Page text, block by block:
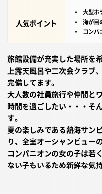
人気ポイント
大型ホ
海が目
コンパ
旅館設備が充実した場所を
上露天風呂や二次会クラブ
完備してます。
大人数の社員旅行や仲間と
時間を過ごしたい・・・そ
す。
夏の楽しみである熱海サン
り、全室オーシャンビュー
コンパニオンの女の子は若
ない子もいるため新鮮な気